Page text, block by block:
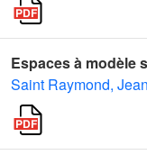
Espaces à modèle
Saint Raymond, Jean